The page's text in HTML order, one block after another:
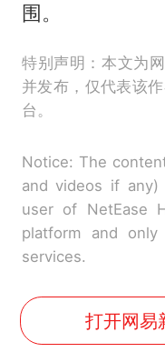
围。
特别声明：本文为
并发布，仅代表该
台。
Notice: The
and videos if
user of NetEase
platform and only
services.
打开网易